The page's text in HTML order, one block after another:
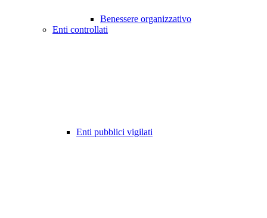
Benessere organizzativo
Enti controllati
Enti pubblici vigilati